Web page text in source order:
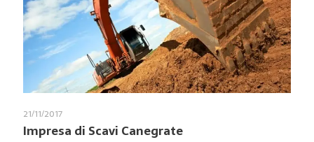
21/11/2017
Impresa di Scavi Canegrate